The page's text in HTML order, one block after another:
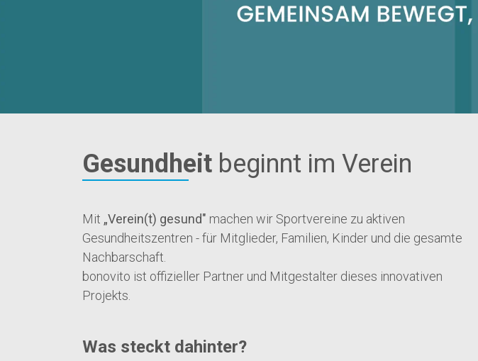
Gesundheitbeginnt im Verein
Mit „Verein(t) gesund" machen wir Sportvereine zu aktiven
Gesundheitszentren - für Mitglieder, Familien, Kinder und die gesamte
Nachbarschaft.
bonovito ist offizieller Partner und Mitgestalter dieses innovativen
Projekts.
Was steckt dahinter?